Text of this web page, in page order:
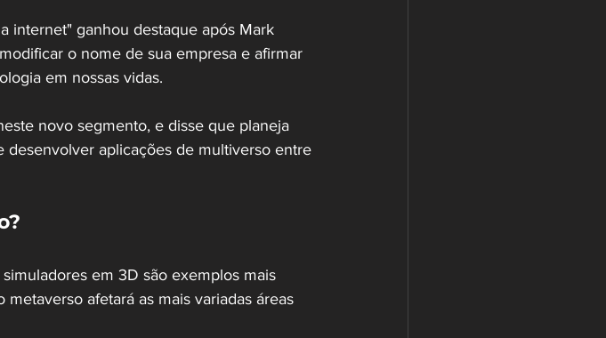
internet" ganhou destaque após Mark
o nome de sua empresa e afirmar
em nossas vidas.
novo segmento, e disse que planeja
desenvolver aplicações de multiverso entre
em 3D são exemplos mais
afetará as mais variadas áreas